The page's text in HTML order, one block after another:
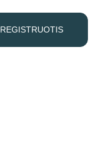
REGISTRUOTIS